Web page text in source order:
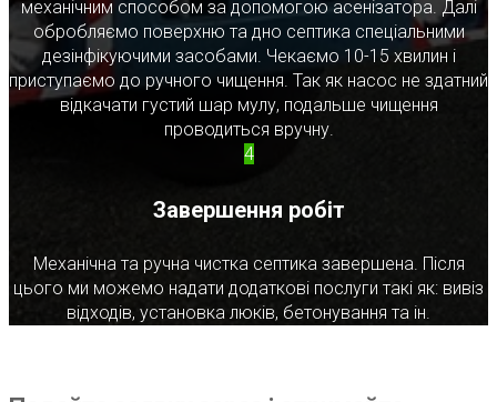
механічним способом за допомогою асенізатора. Далі
обробляємо поверхню та дно септика спеціальними
дезінфікуючими засобами. Чекаємо 10-15 хвилин і
приступаємо до ручного чищення. Так як насос не здатний
відкачати густий шар мулу, подальше чищення
проводиться вручну.
4
Завершення робіт
Механічна та ручна чистка септика завершена. Після
цього ми можемо надати додаткові послуги такі як: вивіз
відходів, установка люків, бетонування та ін.